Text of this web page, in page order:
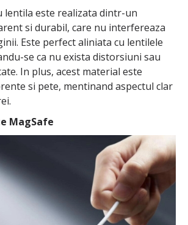
lentila este realizata dintr-un
si durabil, care nu interfereaza
Este perfect aliniata cu lentilele
se ca nu exista distorsiuni sau
In plus, acest material este
si pete, mentinand aspectul clar
MagSafe